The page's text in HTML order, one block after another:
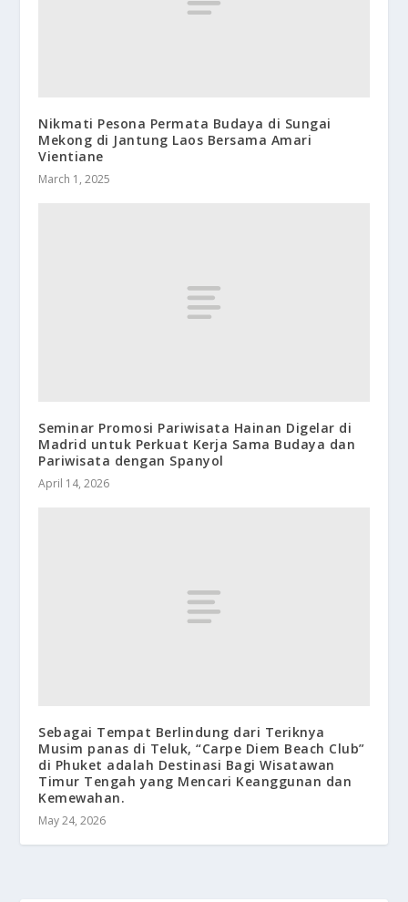
Nikmati Pesona Permata Budaya di Sungai
Mekong di Jantung Laos Bersama Amari
Vientiane
March 1, 2025
Seminar Promosi Pariwisata Hainan Digelar di
Madrid untuk Perkuat Kerja Sama Budaya dan
Pariwisata dengan Spanyol
April 14, 2026
Sebagai Tempat Berlindung dari Teriknya
Musim panas di Teluk, “Carpe Diem Beach Club”
di Phuket adalah Destinasi Bagi Wisatawan
Timur Tengah yang Mencari Keanggunan dan
Kemewahan.
May 24, 2026